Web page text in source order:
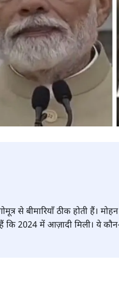
से बीमारियाँ ठीक होती हैं।
2024 में आज़ादी मिली। ये कौन-